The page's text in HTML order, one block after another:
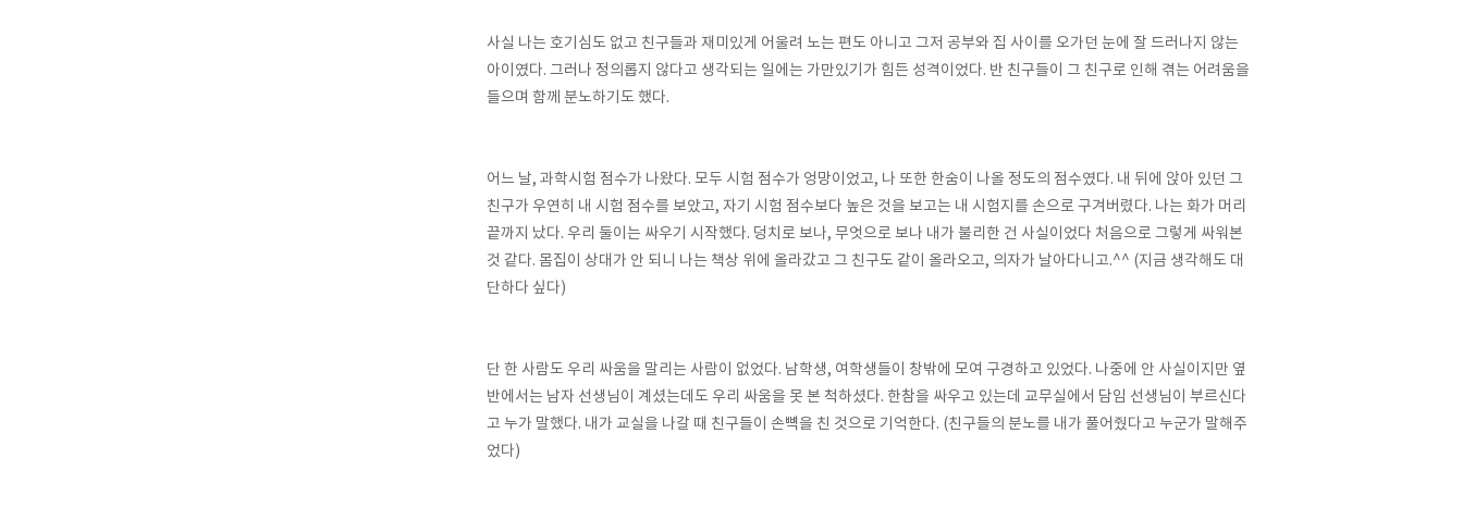
사실 나는 호기심도 없고 친구들과 재미있게 어울려 노는 편도 아니고 그저 공부와 집 사이를 오가던 눈에 잘 드러나지 않는
아이였다. 그러나 정의롭지 않다고 생각되는 일에는 가만있기가 힘든 성격이었다. 반 친구들이 그 친구로 인해 겪는 어려움을
들으며 함께 분노하기도 했다.
어느 날, 과학시험 점수가 나왔다. 모두 시험 점수가 엉망이었고, 나 또한 한숨이 나올 정도의 점수였다. 내 뒤에 앉아 있던 그
친구가 우연히 내 시험 점수를 보았고, 자기 시험 점수보다 높은 것을 보고는 내 시험지를 손으로 구겨버렸다. 나는 화가 머리
끝까지 났다. 우리 둘이는 싸우기 시작했다. 덩치로 보나, 무엇으로 보나 내가 불리한 건 사실이었다 처음으로 그렇게 싸워본
것 같다. 몸집이 상대가 안 되니 나는 책상 위에 올라갔고 그 친구도 같이 올라오고, 의자가 날아다니고.^^ (지금 생각해도 대
단하다 싶다)
단 한 사람도 우리 싸움을 말리는 사람이 없었다. 남학생, 여학생들이 창밖에 모여 구경하고 있었다. 나중에 안 사실이지만 옆
반에서는 남자 선생님이 계셨는데도 우리 싸움을 못 본 척하셨다. 한참을 싸우고 있는데 교무실에서 담임 선생님이 부르신다
고 누가 말했다. 내가 교실을 나갈 때 친구들이 손뼉을 친 것으로 기억한다. (친구들의 분노를 내가 풀어줬다고 누군가 말해주
었다)